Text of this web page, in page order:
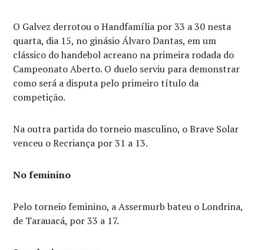
O Galvez derrotou o Handfamília por 33 a 30 nesta
quarta, dia 15, no ginásio Álvaro Dantas, em um
clássico do handebol acreano na primeira rodada do
Campeonato Aberto. O duelo serviu para demonstrar
como será a disputa pelo primeiro título da
competição.
Na outra partida do torneio masculino, o Brave Solar
venceu o Recriança por 31 a 13.
No feminino
Pelo torneio feminino, a Assermurb bateu o Londrina,
de Tarauacá, por 33 a 17.